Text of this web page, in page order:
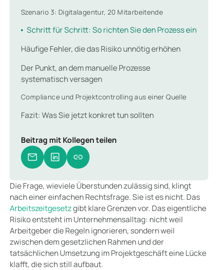
Szenario 3: Digitalagentur, 20 Mitarbeitende
Schritt für Schritt: So richten Sie den Prozess ein
Häufige Fehler, die das Risiko unnötig erhöhen
Der Punkt, an dem manuelle Prozesse
systematisch versagen
Compliance und Projektcontrolling aus einer Quelle
Fazit: Was Sie jetzt konkret tun sollten
Beitrag mit Kollegen teilen
Die Frage, wieviele Überstunden zulässig sind, klingt
nach einer einfachen Rechtsfrage. Sie ist es nicht. Das
Arbeitszeitgesetzgibt klare Grenzen vor. Das eigentliche
Risiko entsteht im Unternehmensalltag: nicht weil
Arbeitgeber die Regeln ignorieren, sondern weil
zwischen dem gesetzlichen Rahmen und der
tatsächlichen Umsetzung im Projektgeschäft eine Lücke
klafft, die sich still aufbaut.